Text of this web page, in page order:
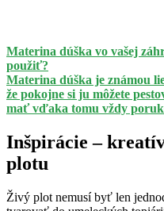
Materina dúška vo vašej
použiť?
Materina dúška je známou
že pokojne si ju môžete
mať vďaka tomu vždy
Inšpirácie –
plotu
Živý plot nemusí byť len